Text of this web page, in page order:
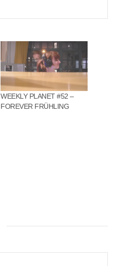
WEEKLY PLANET #52 –
FOREVER FRÜHLING